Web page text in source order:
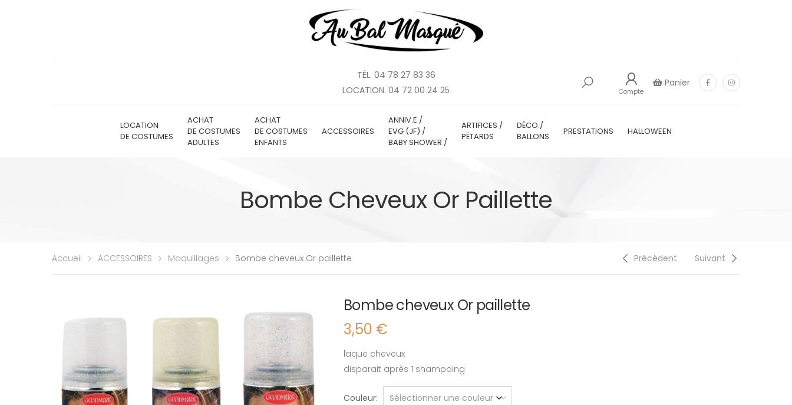
TÉL. 04 78 27 83 36
LOCATION. 04 72 00 24 25
Compte
Panier
LOCATION
DE COSTUMES
ACHAT
DE COSTUMES
ADULTES
ACHAT
DE COSTUMES
ENFANTS
ACCESSOIRES
ANNIV.E /
EVG (JF) /
BABY SHOWER /
ARTIFICES /
PÉTARDS
DÉCO./
BALLONS
PRESTATIONS HALLOWEEN
Bombe Cheveux Or Paillette
Accueil ACCESSOIRES Maquillages Bombe cheveux Or paillette Précédent Suivant
Bombe cheveux Or paillette
3,50 €
laque cheveux
disparait après 1 shampoing
Couleur